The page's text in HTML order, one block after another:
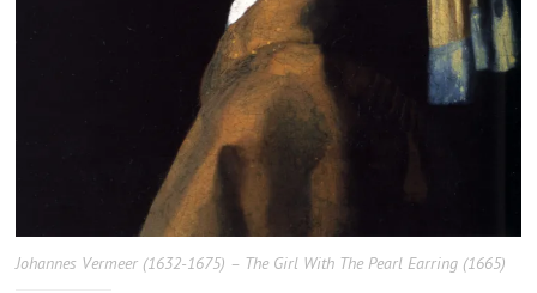
Johannes Vermeer (1632-1675) – The Girl With The Pearl Earring (1665)